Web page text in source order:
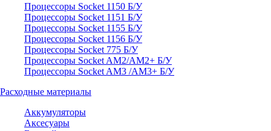
Процессоры Socket 1150 Б/У
Процессоры Socket 1151 Б/У
Процессоры Socket 1155 Б/У
Процессоры Socket 1156 Б/У
Процессоры Socket 775 Б/У
Процессоры Socket AM2/AM2+ Б/У
Процессоры Socket AM3 /AM3+ Б/У
Расходные материалы
Аккумуляторы
Аксесуары